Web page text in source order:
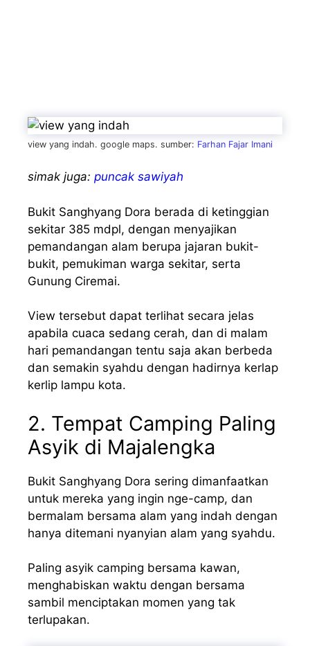
view yang indah. google maps. sumber: Farhan Fajar Imani
simak juga: puncak sawiyah
Bukit Sanghyang Dora berada di ketinggian
sekitar 385 mdpl, dengan menyajikan
pemandangan alam berupa jajaran bukit-
bukit, pemukiman warga sekitar, serta
Gunung Ciremai.
View tersebut dapat terlihat secara jelas
apabila cuaca sedang cerah, dan di malam
hari pemandangan tentu saja akan berbeda
dan semakin syahdu dengan hadirnya kerlap
kerlip lampu kota.
2. Tempat Camping Paling
Asyik di Majalengka
Bukit Sanghyang Dora sering dimanfaatkan
untuk mereka yang ingin nge-camp, dan
bermalam bersama alam yang indah dengan
hanya ditemani nyanyian alam yang syahdu.
Paling asyik camping bersama kawan,
menghabiskan waktu dengan bersama
sambil menciptakan momen yang tak
terlupakan.